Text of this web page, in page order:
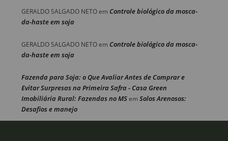
GERALDO SALGADO NETOem Controle biológico da mosca-
da-haste em soja
GERALDO SALGADO NETOem Controle biológico da mosca-
da-haste em soja
Fazenda para Soja: o Que Avaliar Antes de Comprar e
Evitar Surpresas na Primeira Safra - Casa Green
Imobiliária Rural: Fazendas no MSem Solos Arenosos:
Desafios e manejo